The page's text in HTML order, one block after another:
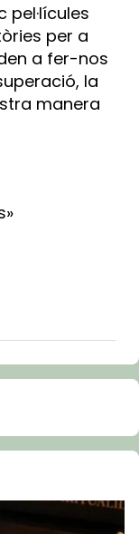
pel·lícules
per a
a fer-nos
la
manera
gairebé
la